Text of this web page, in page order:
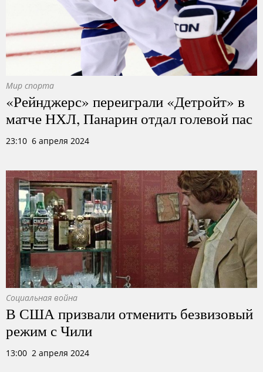
Мир спорта
«Рейнджерс» переиграли «Детройт» в
матче НХЛ, Панарин отдал голевой пас
23:10 6 апреля 2024
Социальная война
В США призвали отменить безвизовый
режим с Чили
13:00 2 апреля 2024